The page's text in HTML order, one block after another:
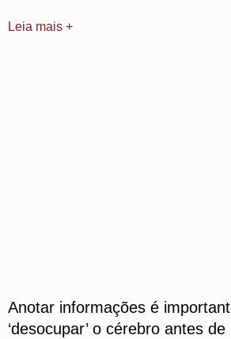
Leia mais +
Anotar informações é
‘desocupar’ o cérebro antes de